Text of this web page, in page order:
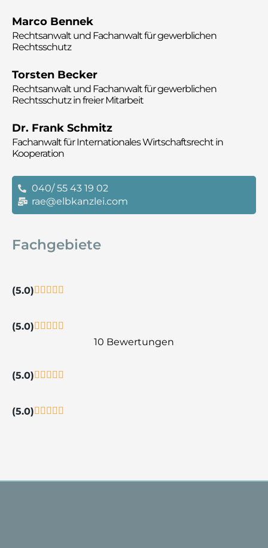
Marco Bennek
Rechtsanwalt und Fachanwalt für gewerblichen
Rechtsschutz
Torsten Becker
Rechtsanwalt und Fachanwalt für gewerblichen
Rechtsschutz in freier Mitarbeit
Dr. Frank Schmitz
Fachanwalt für Internationales Wirtschaftsrecht in
Kooperation
040/ 55 43 19 02
rae@elbkanzlei.com
Fachgebiete
(5.0)
(5.0)
10 Bewertungen
(5.0)
(5.0)